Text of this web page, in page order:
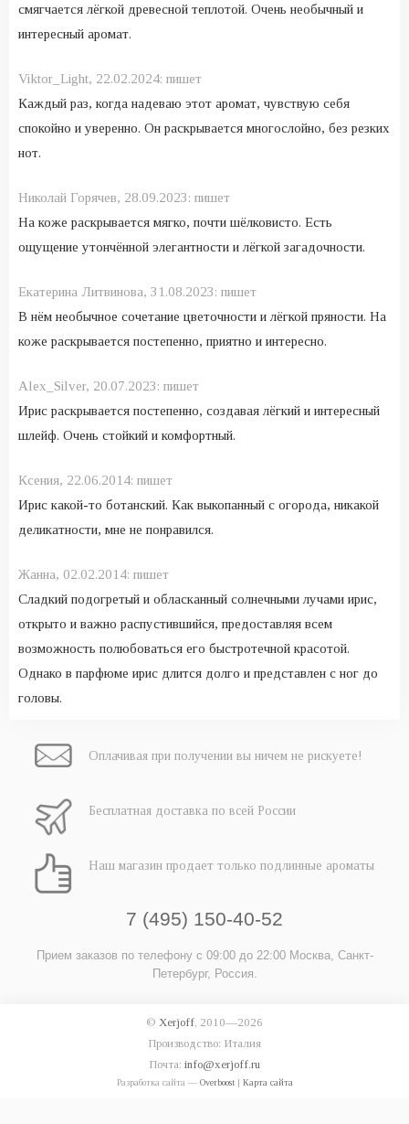
смягчается лёгкой древесной теплотой. Очень необычный и
интересный аромат.
Viktor_Light, 22.02.2024: пишет
Каждый раз, когда надеваю этот аромат, чувствую себя
спокойно и уверенно. Он раскрывается многослойно, без резких
нот.
Николай Горячев, 28.09.2023: пишет
На коже раскрывается мягко, почти шёлковисто. Есть
ощущение утончённой элегантности и лёгкой загадочности.
Екатерина Литвинова, 31.08.2023: пишет
В нём необычное сочетание цветочности и лёгкой пряности. На
коже раскрывается постепенно, приятно и интересно.
Alex_Silver, 20.07.2023: пишет
Ирис раскрывается постепенно, создавая лёгкий и интересный
шлейф. Очень стойкий и комфортный.
Ксения, 22.06.2014: пишет
Ирис какой-то ботанский. Как выкопанный с огорода, никакой
деликатности, мне не понравился.
Жанна, 02.02.2014: пишет
Сладкий подогретый и обласканный солнечными лучами ирис,
открыто и важно распустившийся, предоставляя всем
возможность полюбоваться его быстротечной красотой.
Однако в парфюме ирис длится долго и представлен с ног до
головы.
Оплачивая при получении вы ничем не рискуете!
Бесплатная доставка по всей России
Наш магазин продает только подлинные ароматы
7 (495) 150-40-52
Прием заказов по телефону с 09:00 до 22:00Москва, Санкт-
Петербург, Россия.
© Xerjoff , 2010—2026
Производство: Италия
Почта: info@xerjoff.ru
Разработка сайта — Overboost| Карта сайта